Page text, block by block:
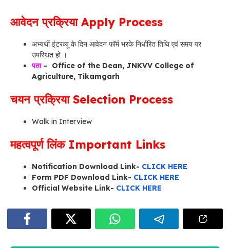
आवेदन प्रक्रिया Apply Process
अभ्यर्थी इंटरव्यू के दिन आवेदन फॉर्म भरके निर्धारित तिथि एवं समय पर
उपस्थित हो ।
पता– Office of the Dean, JNKVV College of
Agriculture, Tikamgarh
चयन प्रक्रिया Selection Process
Walk in Interview
महत्वपूर्ण लिंक Important Links
Notification Download Link- CLICK HERE
Form PDF Download Link- CLICK HERE
Official Website Link- CLICK HERE